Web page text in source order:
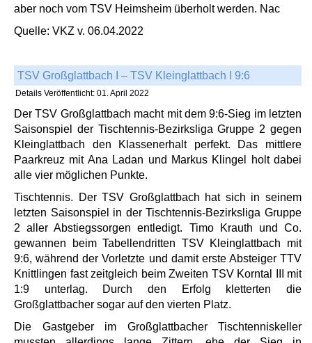
aber noch vom TSV Heimsheim überholt werden. Nac
Quelle: VKZ v. 06.04.2022
TSV Großglattbach I – TSV Kleinglattbach I 9:6
Details Veröffentlicht: 01. April 2022
Der TSV Großglattbach macht mit dem 9:6-Sieg im letzten
Saisonspiel der Tischtennis-Bezirksliga Gruppe 2 gegen
Kleinglattbach den Klassenerhalt perfekt. Das mittlere
Paarkreuz mit Ana Ladan und Markus Klingel holt dabei
alle vier möglichen Punkte.
Tischtennis. Der TSV Großglattbach hat sich in seinem
letzten Saisonspiel in der Tischtennis-Bezirksliga Gruppe
2 aller Abstiegssorgen entledigt. Timo Krauth und Co.
gewannen beim Tabellendritten TSV Kleinglattbach mit
9:6, während der Vorletzte und damit erste Absteiger TTV
Knittlingen fast zeitgleich beim Zweiten TSV Korntal III mit
1:9 unterlag. Durch den Erfolg kletterten die
Großglattbacher sogar auf den vierten Platz.
Die Gastgeber im Großglattbacher Tischtenniskeller